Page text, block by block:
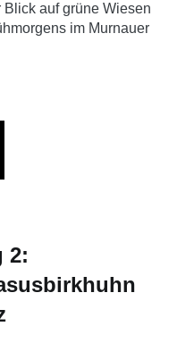
auf grüne Wiesen
im Murnauer
2: